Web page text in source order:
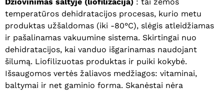
Krepšelyje nėra produktų.
temperatūros dehidratacijos procesas, kurio metu
produktas užšaldomas (iki -80°C), slėgis atleidžiamas
ir pašalinamas vakuumine sistema. Skirtingai nuo
dehidratacijos, kai vanduo išgarinamas naudojant
šilumą. Liofilizuotas produktas ir puiki kokybė.
Išsaugomos vertės žaliavos medžiagos: vitaminai,
baltymai ir net gaminio forma. Skanėstai nėra